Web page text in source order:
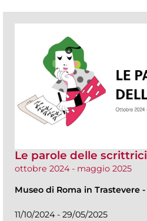
Le parole delle scrittrici
ottobre 2024 - maggio 2025
Museo di Roma in Trastevere -
11/10/2024 - 29/05/2025